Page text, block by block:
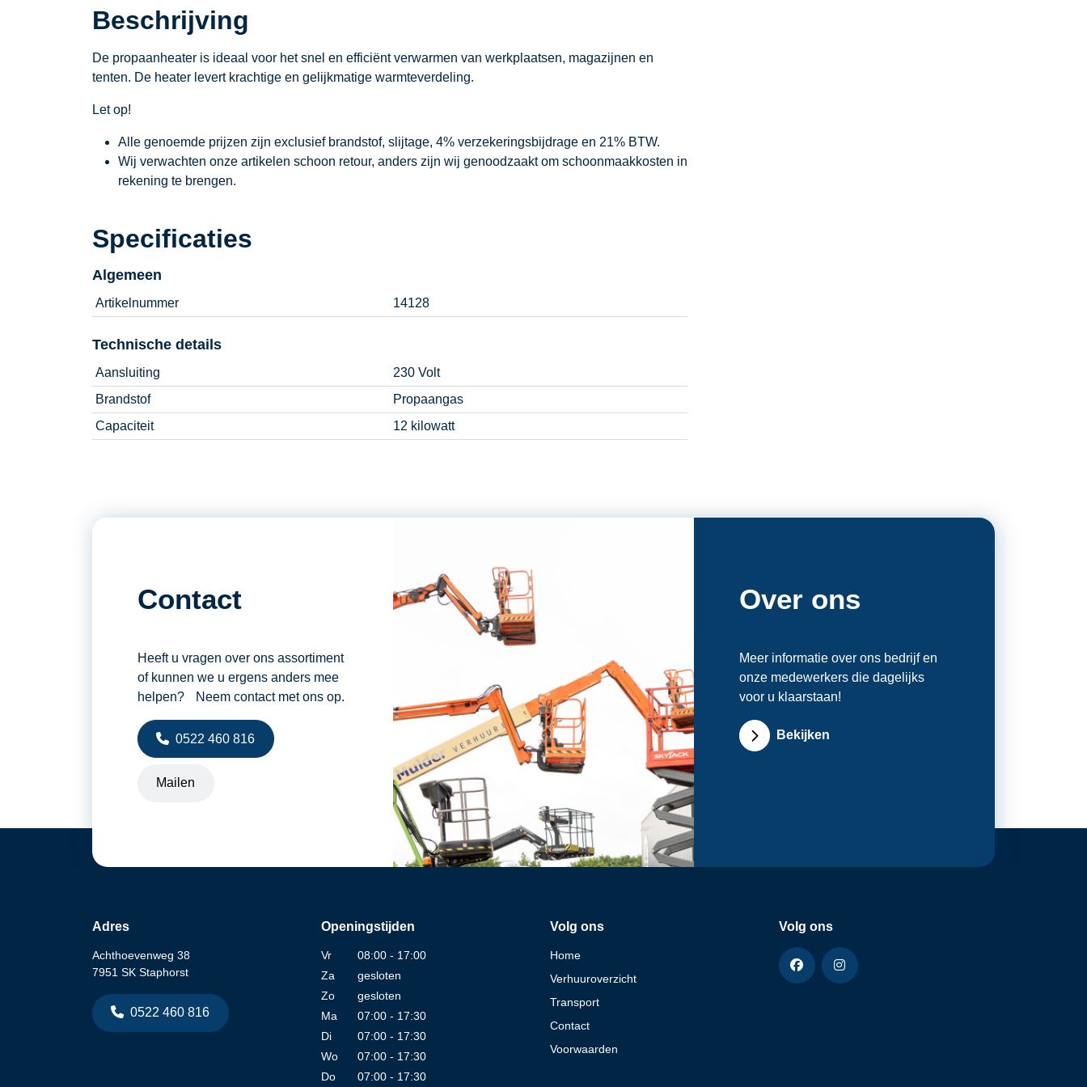
Beschrijving
De propaanheater is ideaal voor het snel en efficiënt verwarmen van werkplaatsen, magazijnen en
tenten. De heater levert krachtige en gelijkmatige warmteverdeling.
Let op!
Alle genoemde prijzen zijn exclusief brandstof, slijtage, 4% verzekeringsbijdrage en 21% BTW.
Wij verwachten onze artikelen schoon retour, anders zijn wij genoodzaakt om schoonmaakkosten in
rekening te brengen.
Specificaties
Algemeen
Artikelnummer 14128
Technische details
Aansluiting
230 Volt
Brandstof
Propaangas
Capaciteit
12 kilowatt
Contact
Heeft u vragen over ons assortiment
of kunnen we u ergens anders mee
helpen? Neem contact met ons op.
0522 460 816
Mailen
Over ons
Meer informatie over ons bedrijf en
onze medewerkers die dagelijks
voor u klaarstaan!
Bekijken
Adres
Achthoevenweg 38
7951 SK Staphorst
0522 460 816
Openingstijden
Vr
08:00 - 17:00
Za
gesloten
Zo
gesloten
Ma
07:00 - 17:30
Di
07:00 - 17:30
Wo
07:00 - 17:30
Do
07:00 - 17:30
Volg ons
Home
Verhuuroverzicht
Transport
Contact
Voorwaarden
Volg ons